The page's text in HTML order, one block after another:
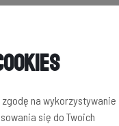
na wykorzystywanie
się do Twoich